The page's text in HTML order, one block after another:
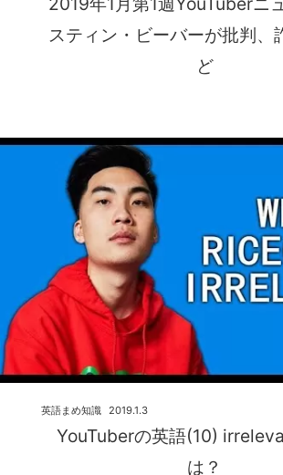
スティン・ビーバーが批判、
ど
YouTuberの英語(10)
は？
2019.1.3
英語まめ知識